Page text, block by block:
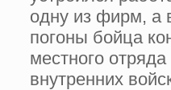
одну из фирм, а
погоны бойца
местного
внутренних